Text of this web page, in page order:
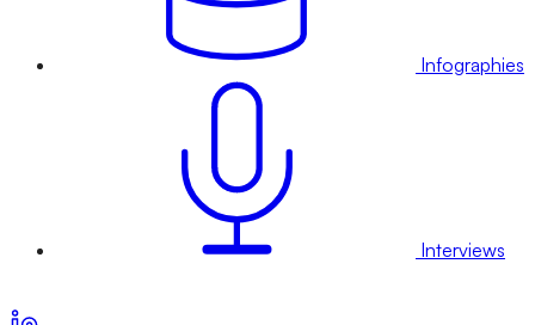
Infographies
Interviews